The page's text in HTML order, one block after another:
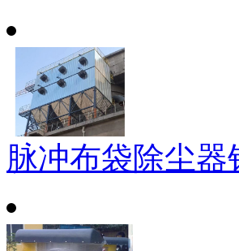
脉冲布袋除尘器